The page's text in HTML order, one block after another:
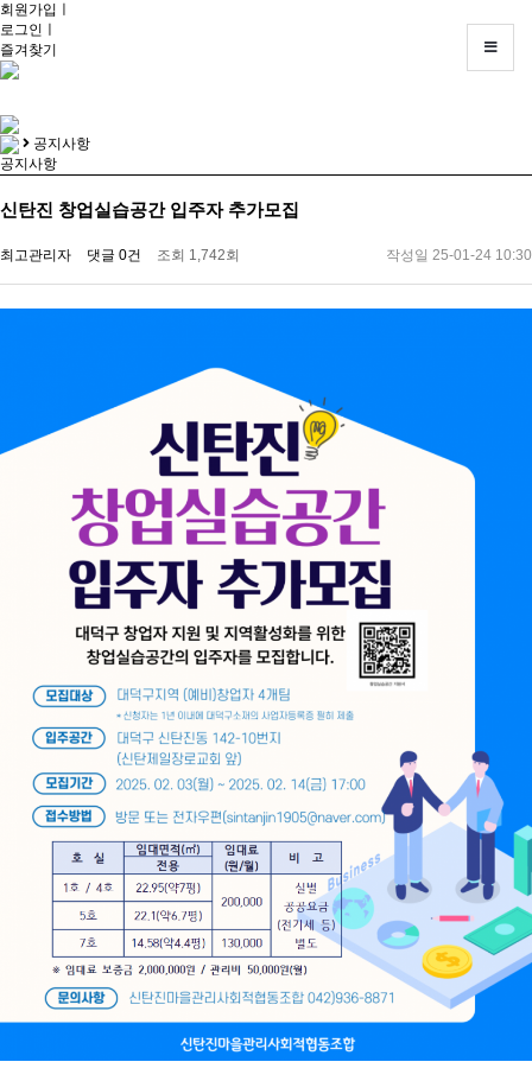
회원가입
로그인
즐겨찾기
회
원
가
입
그
인
ㅣ
겨
기
센
공지사항
공지사항
신탄진 창업실습공간 입주자 추가모집
최고관리자 댓글 0건 조회 1,742회 작성일 25-01-24 10:30